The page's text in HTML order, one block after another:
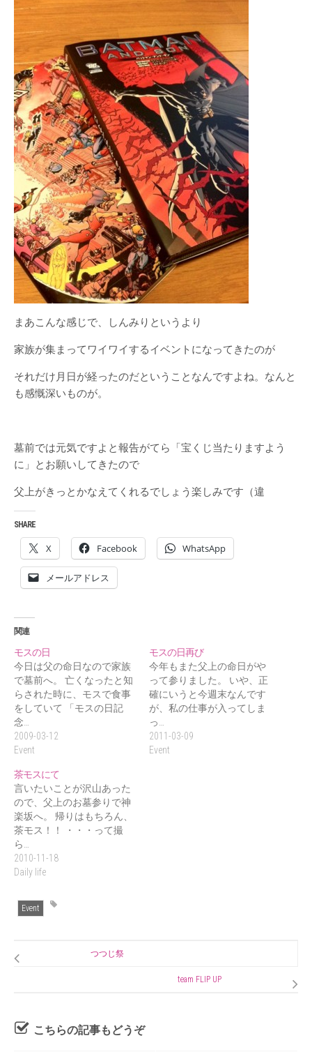
まあこんな感じで、しんみりというより
家族が集まってワイワイするイベントになってきたのが
それだけ月日が経ったのだということなんですよね。なんと
も感慨深いものが。
墓前では元気ですよと報告がてら「宝くじ当たりますよう
に」とお願いしてきたので
父上がきっとかなえてくれるでしょう楽しみです（違
SHARE
X Facebook WhatsApp
メールアドレス
関連
モスの日
今日は父の命日なので家族
で墓前へ。 亡くなったと知
らされた時に、モスで食事
をしていて 「モスの日記
念…
2009-03-12
Event
モスの日再び
今年もまた父上の命日がや
って参りました。 いや、正
確にいうと今週末なんです
が、私の仕事が入ってしま
っ…
2011-03-09
Event
茶モスにて
言いたいことが沢山あった
ので、父上のお墓参りで神
楽坂へ。 帰りはもちろん、
茶モス！！ ・・・って撮
ら…
2010-11-18
Daily life
Event
つつじ祭
team FLIP UP
こちらの記事もどうぞ